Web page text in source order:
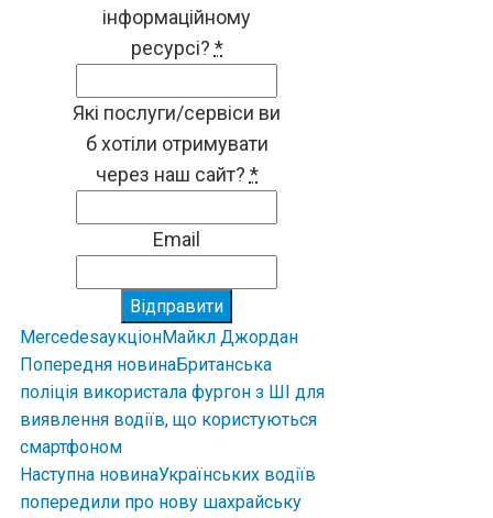
інформаційному
ресурсі? *
Які послуги/сервіси ви
б хотіли отримувати
через наш сайт? *
Email
Відправити
MercedesаукціонМайкл Джордан
Попередня новинаБританська
поліція використала фургон з ШІ для
виявлення водіїв, що користуються
смартфоном
Наступна новинаУкраїнських водіїв
попередили про нову шахрайську